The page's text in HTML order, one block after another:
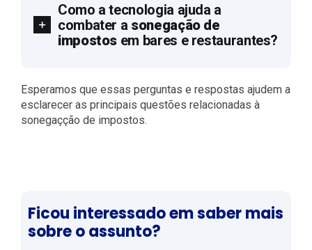
Como a tecnologia ajuda a
combater a sonegação de
impostos em bares e restaurantes?
Esperamos que essas perguntas e respostas ajudem a
esclarecer as principais questões relacionadas à
sonegaçção de impostos.
Ficou interessado em saber mais
sobre o assunto?